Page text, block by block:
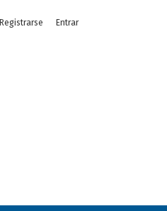
Registrarse Entrar